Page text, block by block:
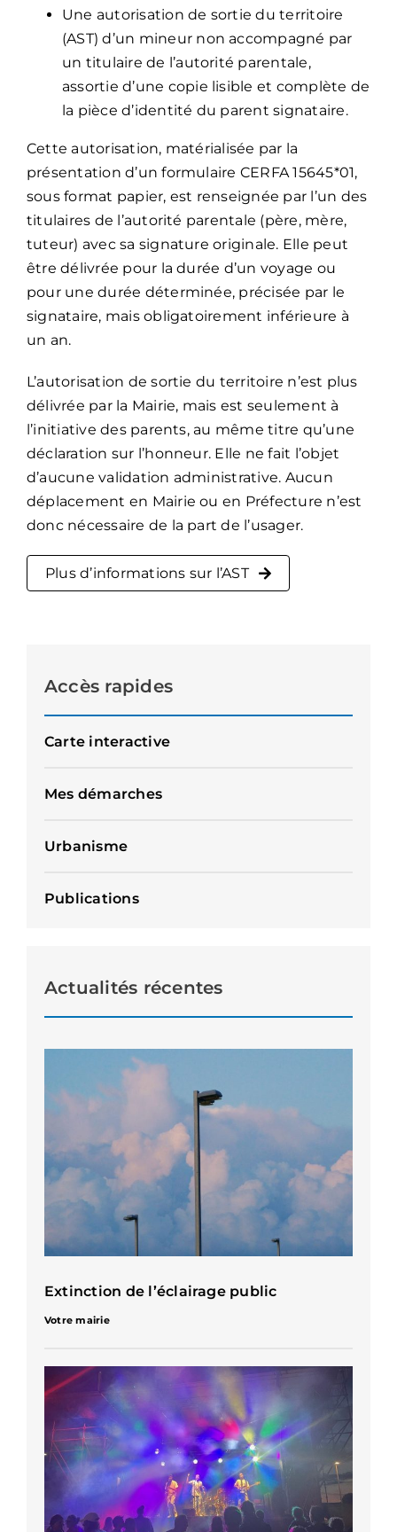
Une autorisation de sortie du territoire
(AST) d’un mineur non accompagné par
un titulaire de l’autorité parentale,
assortie d’une copie lisible et complète de
la pièce d’identité du parent signataire.
Cette autorisation, matérialisée par la
présentation d’un formulaire CERFA 15645*01,
sous format papier, est renseignée par l’un des
titulaires de l’autorité parentale (père, mère,
tuteur) avec sa signature originale. Elle peut
être délivrée pour la durée d’un voyage ou
pour une durée déterminée, précisée par le
signataire, mais obligatoirement inférieure à
un an.
L’autorisation de sortie du territoire n’est plus
délivrée par la Mairie, mais est seulement à
l’initiative des parents, au même titre qu’une
déclaration sur l’honneur. Elle ne fait l’objet
d’aucune validation administrative. Aucun
déplacement en Mairie ou en Préfecture n’est
donc nécessaire de la part de l’usager.
Plus d’informations sur l’AST
Accès rapides
Carte interactive
Mes démarches
Urbanisme
Publications
Actualités récentes
Extinction de l’éclairage public
Votre mairie